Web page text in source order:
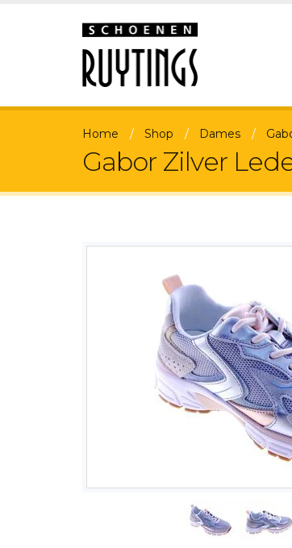
Home Shop Dames
Gabor Zilver